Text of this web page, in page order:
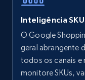
Amazon
upc numbers
Title, Seller
Inteligência
O Google
geral abrangente
todos os canais
monitore SKUs,